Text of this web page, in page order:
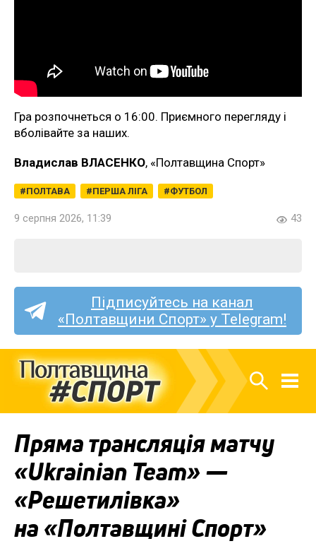
Гра розпочнеться о 16:00. Приємного перегляду і
вболівайте за наших.
Владислав ВЛАСЕНКО, «Полтавщина Спорт»
ПОЛТАВА ПЕРША ЛІГА ФУТБОЛ
9 серпня 2026, 11:39 43
Підписуйтесь на канал
«Полтавщини Спорт» у Telegram!
Пряма трансляція матчу
«Ukrainian Team» —
«Решетилівка»
на «Полтавщині Спорт»